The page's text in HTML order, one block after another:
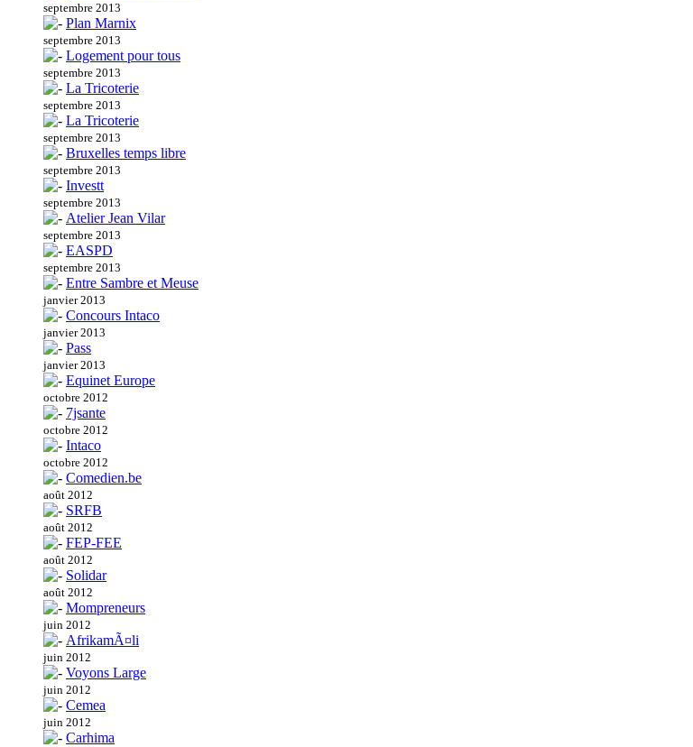
septembre 2013
Plan Marnix
septembre 2013
Logement pour tous
septembre 2013
La Tricoterie
septembre 2013
La Tricoterie
septembre 2013
Bruxelles temps libre
septembre 2013
Investt
septembre 2013
Atelier Jean Vilar
septembre 2013
EASPD
septembre 2013
Entre Sambre et Meuse
janvier 2013
Concours Intaco
janvier 2013
Pass
janvier 2013
Equinet Europe
octobre 2012
7jsante
octobre 2012
Intaco
octobre 2012
Comedien.be
août 2012
SRFB
août 2012
FEP-FEE
août 2012
Solidar
août 2012
Mompreneurs
juin 2012
AfrikamÃ¤li
juin 2012
Voyons Large
juin 2012
Cemea
juin 2012
Carhima